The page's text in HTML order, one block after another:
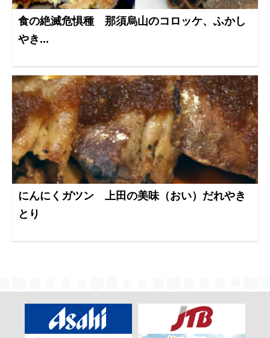
食の絶滅危惧種 那須烏山のコロッケ、ふかし
やき...
にんにくガツン 上田の美味（おい）だれやき
とり